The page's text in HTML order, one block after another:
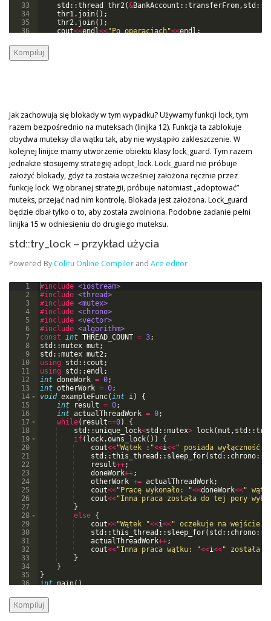
33
34
35
36
std ::thread thr2(&BankAccount ::transferFrom, std ::
thr1. join( ) ;
thr2. join( ) ;
cout<<endl<<"Po operacjach"<<endl;
Kompiluj
Jak zachowują się blokady w tym wypadku? Używamy funkcji lock, tym
razem bezpośrednio na muteksach (linijka 12). Funkcja ta zablokuje
obydwa muteksy dla wątku tak, aby nie wystąpiło zakleszczenie. W
kolejnej linijce mamy utworzenie obiektu klasy lock_guard. Tym razem
jednakże stosujemy strategię adopt_lock. Lock_guard nie próbuje
założyć blokady, gdyż ta została wcześniej założona ręcznie przez
funkcję lock. Wg obranej strategii, próbuje natomiast „adoptować”
muteks, przejąć nad nim kontrolę. Blokada jest założona. Lock_guard
będzie dbał tylko o to, aby została zwolniona. Podobne zadanie pełni
linijka 15 w odniesieniu do drugiego muteksu.
std::try_lock – przykład użycia
Powered By Coliru Online Compiler and Ace editor
1
2
3
4
5
6
7
8
9
10
11
12
13
14
15
16
17
18
19
20
21
22
23
24
25
26
27
28
29
30
31
32
33
34
35
36
#include <iostream>
#include <thread>
#include <mutex>
#include <chrono>
#include <vector>
#include <algorithm>
const int THREAD_COUNT = 3;
std ::mutex mut ;
std ::mutex mut2;
using
std :: cout ;
using
std ::endl ;
int doneWork = 0;
int otherWork = 0;
void exampleFunc(int i)
{
int
result = 0;
int actualThreadWork = 0;
while( result==0)
{
std :: unique_lock<std ::mutex> lock(mut , std ::
if( lock.owns_lock( ))
{
cout<<"Wątek : "<<i<<" posiada wyłączność.
std ::this_thread :: sleep_for( std :: chrono::
result++;
doneWork++;
otherWork += actualThreadWork;
cout<<" Pracę wykonało: "<<doneWork<<"
cout<<"Inna praca została do tej pory
}
else {
cout<<"Wątek "<<i<<" oczekuje na wejście.
std ::this_thread :: sleep_for( std :: chrono::
actualThreadWork++;
cout<<"Inna praca wątku: "<<i<<" została
}
}
}
int main()
Kompiluj